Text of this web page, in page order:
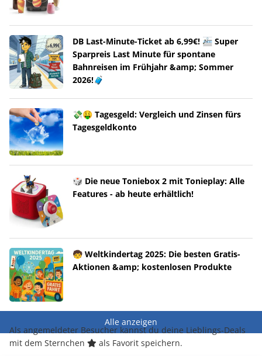
DB Last-Minute-Ticket ab 6,99€! 🚈 Super
Sparpreis Last Minute für spontane
Bahnreisen im Frühjahr &amp; Sommer
2026!🧳
💸🤑 Tagesgeld: Vergleich und Zinsen fürs
Tagesgeldkonto
🎲 Die neue Toniebox 2 mit Tonieplay: Alle
Features - ab heute erhältlich!
🧒 Weltkindertag 2025: Die besten Gratis-
Aktionen &amp; kostenlosen Produkte
Alle anzeigen
Als angemeldeter Besucher kannst du deine Lieblings-Deals
mit dem Sternchen
als Favorit speichern.